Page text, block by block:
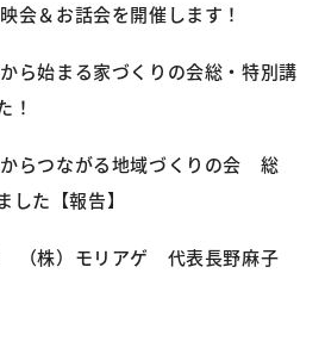
会＆お話会を開催します！
ら始まる家づくりの会総・特別講
！
らつながる地域づくりの会 総
た【報告】
（株）モリアゲ 代表長野麻子